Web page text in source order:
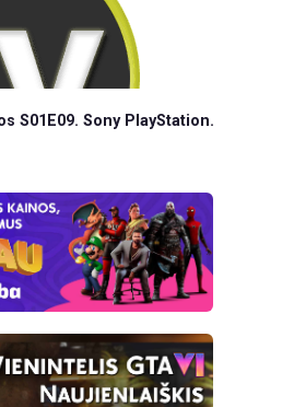
S01E09. Sony PlayStation.